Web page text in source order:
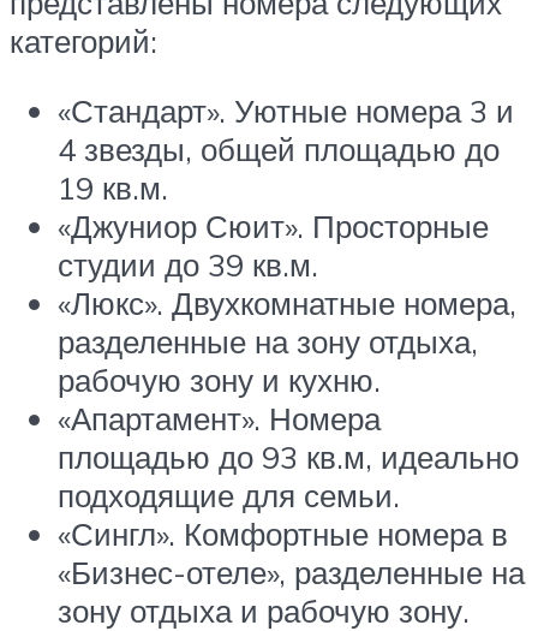
категорий:
«Стандарт». Уютные номера 3 и
4 звезды, общей площадью до
19 кв.м.
«Джуниор Сюит». Просторные
студии до 39 кв.м.
«Люкс». Двухкомнатные номера,
разделенные на зону отдыха,
рабочую зону и кухню.
«Апартамент». Номера
площадью до 93 кв.м, идеально
подходящие для семьи.
«Сингл». Комфортные номера в
«Бизнес-отеле», разделенные на
зону отдыха и рабочую зону.